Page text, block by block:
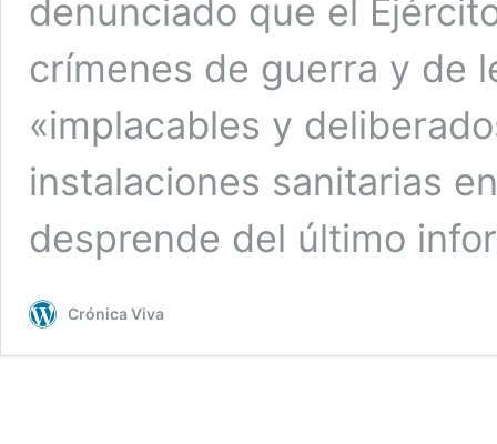
denunciado que el
crímenes de guerra y de
«implacables y
instalaciones sanitarias
desprende del último
Crónica Viva